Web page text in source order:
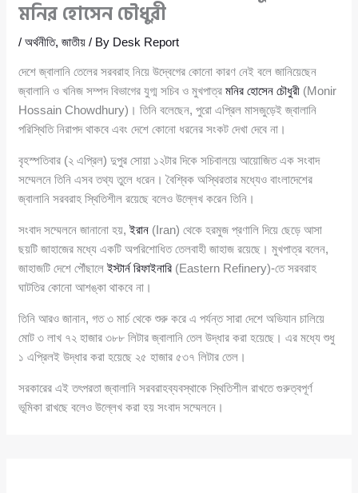
মনির হোসেন চৌধুরী
/অর্থনীতি,জাতীয় / By Desk Report
দেশে জ্বালানি তেলের সরবরাহ নিয়ে উদ্বেগের কোনো কারণ নেই বলে জানিয়েছেন
জ্বালানি ও খনিজ সম্পদ বিভাগের যুগ্ম সচিব ও মুখপাত্রমনির হোসেন চৌধুরী (Monir
Hossain Chowdhury)। তিনি বলেছেন, পুরো এপ্রিল মাসজুড়েই জ্বালানি
পরিস্থিতি নিরাপদ থাকবে এবং দেশে কোনো ধরনের সংকট দেখা দেবে না।
বৃহস্পতিবার (২ এপ্রিল) দুপুর সোয়া ১২টার দিকে সচিবালয়ে আয়োজিত এক সংবাদ
সম্মেলনে তিনি এসব তথ্য তুলে ধরেন। বৈশ্বিক অস্থিরতার মধ্যেও বাংলাদেশের
জ্বালানি সরবরাহ স্থিতিশীল রয়েছে বলেও উল্লেখ করেন তিনি।
সংবাদ সম্মেলনে জানানো হয়,ইরান (Iran) থেকে হরমুজ প্রণালি দিয়ে ছেড়ে আসা
ছয়টি জাহাজের মধ্যে একটি অপরিশোধিত তেলবাহী জাহাজ রয়েছে। মুখপাত্র বলেন,
জাহাজটি দেশে পৌঁছালেইস্টার্ন রিফাইনারি (Eastern Refinery)-তে সরবরাহ
ঘাটতির কোনো আশঙ্কা থাকবে না।
তিনি আরও জানান, গত ৩ মার্চ থেকে শুরু করে এ পর্যন্ত সারা দেশে অভিযান চালিয়ে
মোট ৩ লাখ ৭২ হাজার ৩৮৮ লিটার জ্বালানি তেল উদ্ধার করা হয়েছে। এর মধ্যে শুধু
১ এপ্রিলই উদ্ধার করা হয়েছে ২৫ হাজার ৫৩৭ লিটার তেল।
সরকারের এই তৎপরতা জ্বালানি সরবরাহব্যবস্থাকে স্থিতিশীল রাখতে গুরুত্বপূর্ণ
ভূমিকা রাখছে বলেও উল্লেখ করা হয় সংবাদ সম্মেলনে।